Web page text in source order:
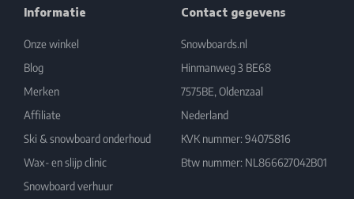
Informatie
Onze winkel
Blog
Merken
Affiliate
Ski & snowboard onderhoud
Wax- en slijp clinic
Snowboard verhuur
Contact gegevens
Snowboards.nl
Hinmanweg 3 BE68
7575BE, Oldenzaal
Nederland
KVK nummer: 94075816
Btw nummer: NL866627042B01